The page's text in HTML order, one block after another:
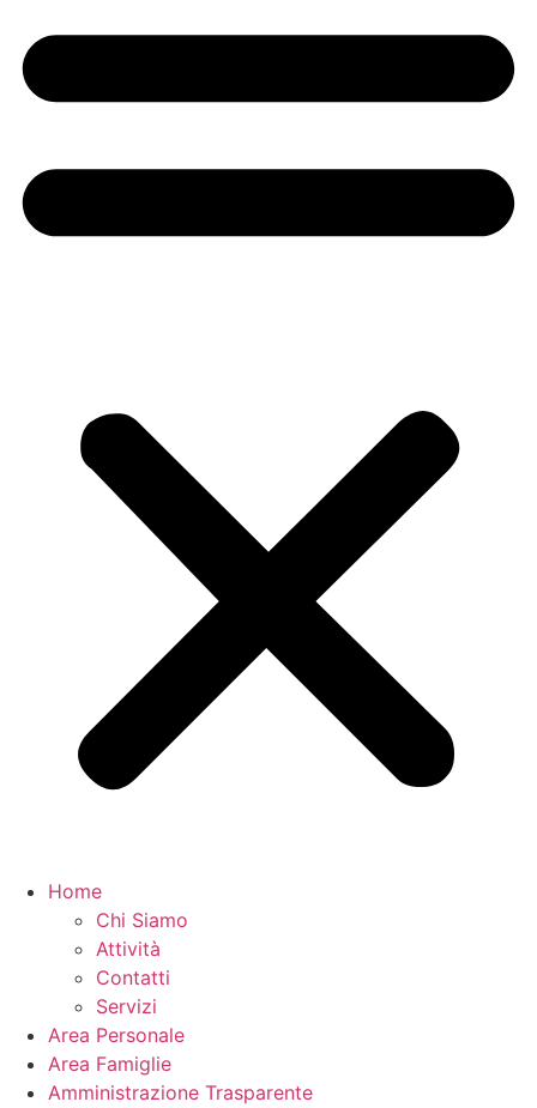
Home
Chi Siamo
Attività
Contatti
Servizi
Area Personale
Area Famiglie
Amministrazione Trasparente